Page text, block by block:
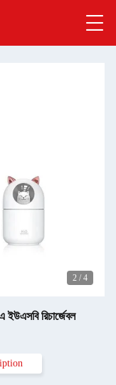
2 / 4
ইউএসবি রিচার্জেবল